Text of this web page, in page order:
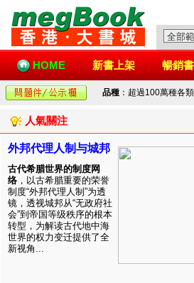
HOME 新書上架 暢銷
品種 ：超過100萬種各
人氣關注
外邦代理人制与城邦
古代希腊世界的制度网
络 ，以古希腊重要的荣誉
制度“外邦代理人制”为透
镜，透视城邦从“无政府社
会”到帝国等级秩序的根本
转型，为解读古代地中海
世界的权力变迁提供了全
新视角...